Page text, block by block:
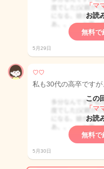
「マ
お読
無料で
5月29日
♡♡
私も30代の高卒ですが
この
「マ
お読
無料で
5月30日